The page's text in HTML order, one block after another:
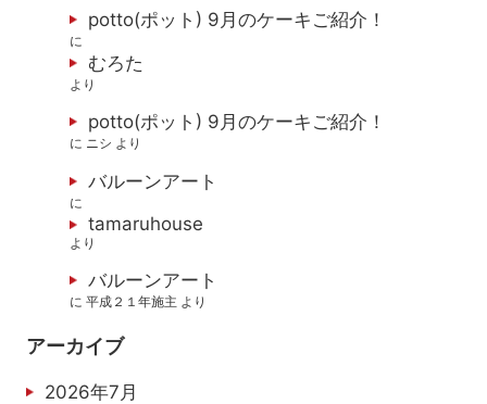
potto(ポット) 9月のケーキご紹介！
に
むろた
より
potto(ポット) 9月のケーキご紹介！
に ニシ より
バルーンアート
に
tamaruhouse
より
バルーンアート
に平成２１年施主 より
アーカイブ
2026年7月